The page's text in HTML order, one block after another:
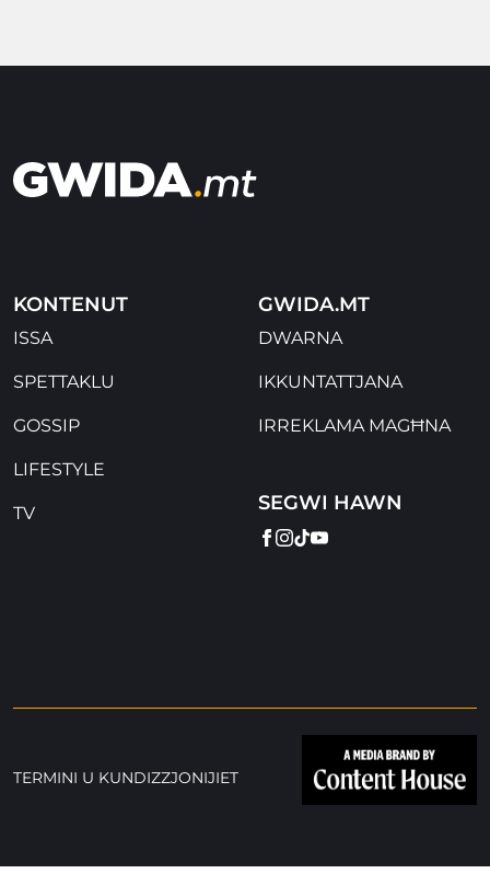
KONTENUT
ISSA
SPETTAKLU
GOSSIP
LIFESTYLE
TV
GWIDA.MT
DWARNA
IKKUNTATTJANA
IRREKLAMA MAGĦNA
SEGWI HAWN
FACEBOOK
INSTAGRAM
TIKTOK
YOUTUBE
TERMINI U KUNDIZZJONIJIET